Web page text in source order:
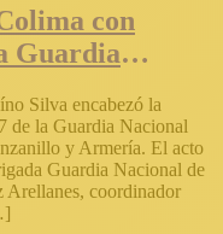
con
Guardia
Silva encabezó la
de la Guardia Nacional
y Armería. El acto
Guardia Nacional de
Arellanes, coordinador